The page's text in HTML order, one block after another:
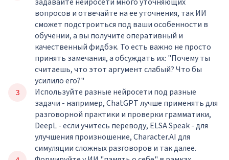
вопросов и отвечайте на ее уточнения, так ИИ
сможет подстроиться под ваши особенности в
обучении, а вы получите оперативный и
качественный фидбэк. То есть важно не просто
принять замечания, а обсуждать их: "Почему ты
считаешь, что этот аргумент слабый? Что бы
усилило его?"
Используйте разные нейросети под разные
задачи - например, ChatGPT лучше применять для
разговорной практики и проверки грамматики,
DeepL - если учитесь переводу, ELSA Speak - для
улучшения произношение, Character.AI для
симуляции сложных разговоров и так далее.